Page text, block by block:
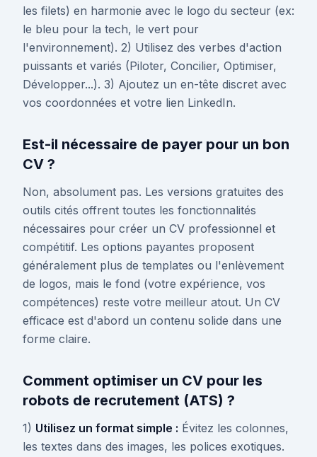
les filets) en harmonie avec le logo du secteur (ex:
le bleu pour la tech, le vert pour
l'environnement). 2) Utilisez des verbes d'action
puissants et variés (Piloter, Concilier, Optimiser,
Développer...). 3) Ajoutez un en-tête discret avec
vos coordonnées et votre lien LinkedIn.
Est-il nécessaire de payer pour un bon
CV ?
Non, absolument pas. Les versions gratuites des
outils cités offrent toutes les fonctionnalités
nécessaires pour créer un CV professionnel et
compétitif. Les options payantes proposent
généralement plus de templates ou l'enlèvement
de logos, mais le fond (votre expérience, vos
compétences) reste votre meilleur atout. Un CV
efficace est d'abord un contenu solide dans une
forme claire.
Comment optimiser un CV pour les
robots de recrutement (ATS) ?
1) Utilisez un format simple : Évitez les colonnes,
les textes dans des images, les polices exotiques.